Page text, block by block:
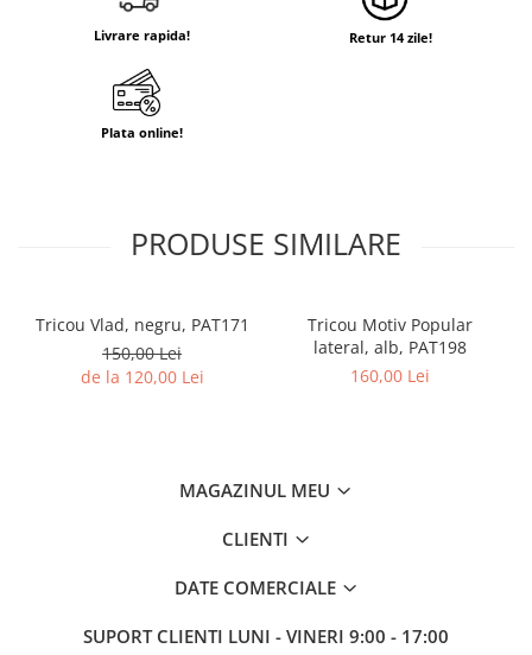
Livrare rapida! Retur 14 zile!
Plata online!
PRODUSE SIMILARE
Tricou Vlad, negru, PAT171
150,00 Lei
de la 120,00 Lei
Tricou Motiv Popular
lateral, alb, PAT198
160,00 Lei
MAGAZINUL MEU
CLIENTI
DATE COMERCIALE
SUPORT CLIENTI LUNI - VINERI 9:00 - 17:00